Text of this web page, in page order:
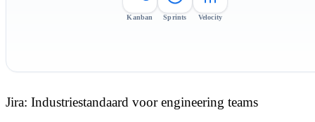
Kanban Sprints Velocity
Jira: Industriestandaard voor engineering teams